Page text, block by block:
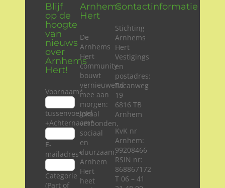
Blijf
op de
hoogte
van
nieuws
over
Arnhems
Hert!
Voornaam*
tussenvoegsel
+Achternaam*
E-
mailadres*
Categorie
(Part of
Arnhems
Hert
De
Arnhems
Hert
community
bouwt
vernieuwend
mee aan
morgen:
lokaal
verbonden,
sociaal
en
duurzaam.
Arnhem
Hert
heet
Contactinformatie
Stichting
Arnhems
Hert
Vestigings
en
postadres:
Tacanweg
19
6816 TB
Arnhem
KvK nr
Arnhem:
99208466
RSIN nr:
868867172
T 06 – 41